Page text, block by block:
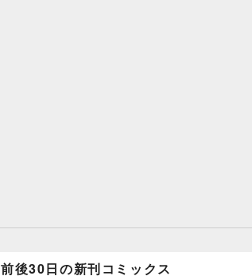
前後30日の新刊コミックス